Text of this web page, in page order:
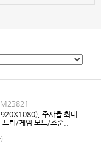
주사율 최대
리/게임 모드/조준..